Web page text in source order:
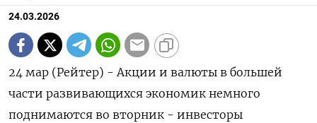
24.03.2026
24 мар (Рейтер) - Акции и валюты в большей
части развивающихся экономик немного
поднимаются во вторник - инвесторы